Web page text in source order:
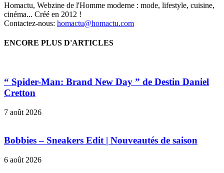
Homactu, Webzine de l'Homme moderne : mode, lifestyle, cuisine,
cinéma... Créé en 2012 !
Contactez-nous: homactu@homactu.com
ENCORE PLUS D'ARTICLES
“ Spider-Man: Brand New Day ” de Destin Daniel
Cretton
7 août 2026
Bobbies – Sneakers Edit | Nouveautés de saison
6 août 2026